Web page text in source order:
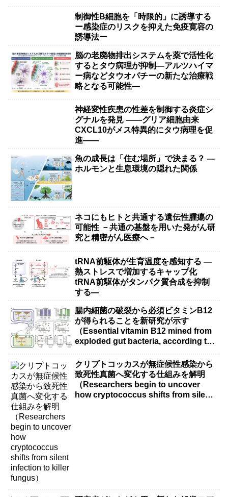
制御性B細胞を「時限的」に誘導する
ー感染症のリスクを抑えた免疫寛容の
誘導法ー
脳の老廃物排出システムを薬で活性化
するとタウ病理が抑制―アルツハイマ
ー病などタウオパチーの新たな治療戦
略となる可能性―
神経変性疾患の性差を制御する炎症シ
グナルを発見 ――グリア細胞由来
CXCL10がメス特異的にタウ病理を促
進――
魚の成長は「住む場所」で決まる？ ―
ホルモンと生息環境の隠れた関係
ネコにもヒトと共通する遺伝性腫瘍の
可能性 －共通の基盤を用いた発がん研
究と精密がん医療へ－
tRNA前駆体が生育温度を感知する ―
熱ストレスで増加するキャップ化
tRNA前駆体がタンパク質合成を抑制
する―
腸内細菌の破裂から必須ビタミンB12
が得られることを新研究が示す
（Essential vitamin B12 mined from
exploded gut bacteria, according to
クリプトコッカスが無症候性感染から
致死性真菌へ変化する仕組みを解明
（Researchers begin to uncover
how cryptococcus shifts from silent